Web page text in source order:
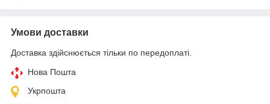
Умови доставки
Доставка здійснюється тільки по передоплаті.
Нова Пошта
Укрпошта